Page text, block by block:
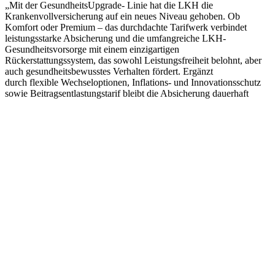
„Mit der GesundheitsUpgrade- Linie hat die LKH die
Krankenvollversicherung auf ein neues Niveau gehoben. Ob
Komfort oder Premium – das durchdachte Tarifwerk verbindet
leistungsstarke Absicherung und die umfangreiche LKH-
Gesundheitsvorsorge mit einem einzigartigen
Rückerstattungssystem, das sowohl Leistungsfreiheit belohnt, aber
auch gesundheitsbewusstes Verhalten fördert. Ergänzt
durch flexible Wechseloptionen, Inflations- und Innovationsschutz
sowie Beitragsentlastungstarif bleibt die Absicherung dauerhaft